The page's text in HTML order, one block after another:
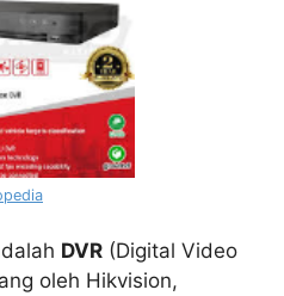
DVR (Digital Video
oleh Hikvision,